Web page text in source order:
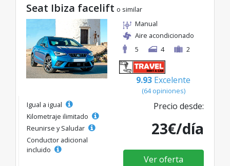
Seat Ibiza facelift o similar
Manual
Aire acondicionado
5
4 2
9.93 Excelente
(64 opiniones)
Igual a igual
Kilometraje ilimitado
Reunirse y Saludar
Conductor adicional
incluido
Precio desde:
23€/día
Ver oferta